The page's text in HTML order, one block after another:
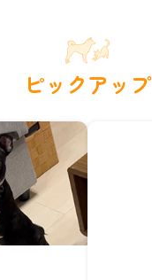
ピックアップ